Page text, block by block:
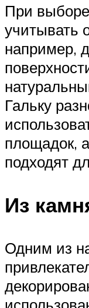
При
учитывать
например,
Гальку
площадок,
подходят
Из
Одним из